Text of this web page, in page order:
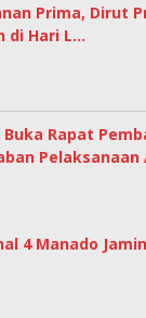
Prima, Dirut
di Hari L…
Buka Rapat
Pelaksanaan
4 Manado